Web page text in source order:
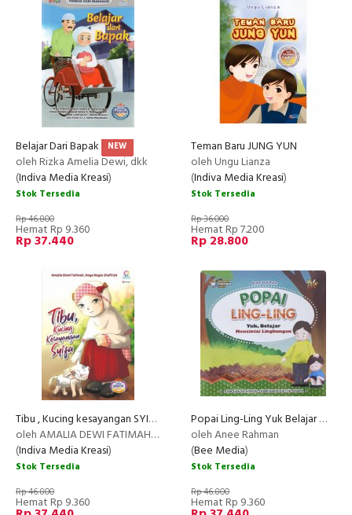
Belajar Dari Bapak NEW
oleh Rizka Amelia Dewi, dkk
(Indiva Media Kreasi)
Stok Tersedia
Rp 46.800
Hemat Rp 9.360
Rp 37.440
Teman Baru JUNG YUN
oleh Ungu Lianza
(Indiva Media Kreasi)
Stok Tersedia
Rp 36.000
Hemat Rp 7.200
Rp 28.800
Tibu , Kucing kesayangan SYIFA
oleh AMALIA DEWI FATIMAH Dkk.
(Indiva Media Kreasi)
Stok Tersedia
Rp 46.800
Hemat Rp 9.360
Popai Ling-Ling Yuk Belajar Mencintai Lingkungan
oleh Anee Rahman
(Bee Media)
Stok Tersedia
Rp 46.800
Hemat Rp 9.360